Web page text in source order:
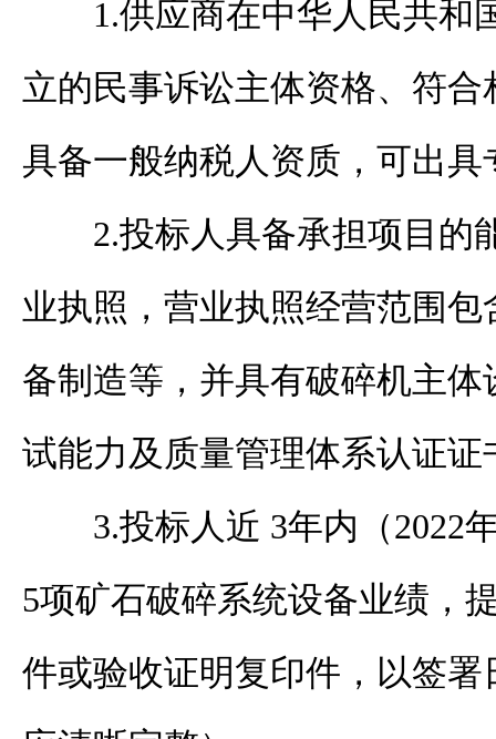
1.供应商在中华人民共和
立的民事诉讼主体资格、符
具备一般纳税人资质，可出
2.投标人具备承担项目的
业执照 ，营业执照经营范围包
备制造等 ，并具有破碎机主
试能力及质量管理体系认证证
3.投标人近 3年内（2022
5项矿石破碎系统设备业绩，
件或验收证明复印件，以签